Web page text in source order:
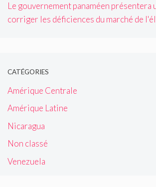
Le gouvernement panaméen présentera
corriger les déficiences du marché de
CATÉGORIES
Amérique Centrale
Amérique Latine
Nicaragua
Non classé
Venezuela